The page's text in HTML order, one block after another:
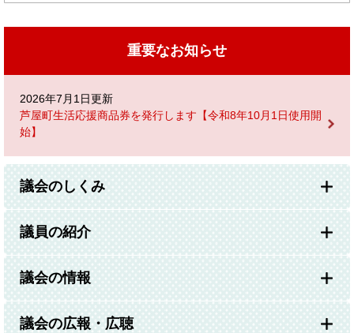
重要なお知らせ
2026年7月1日更新
芦屋町生活応援商品券を発行します【令和8年10月1日使用開
始】
議会のしくみ
議員の紹介
議会の情報
議会の広報・広聴